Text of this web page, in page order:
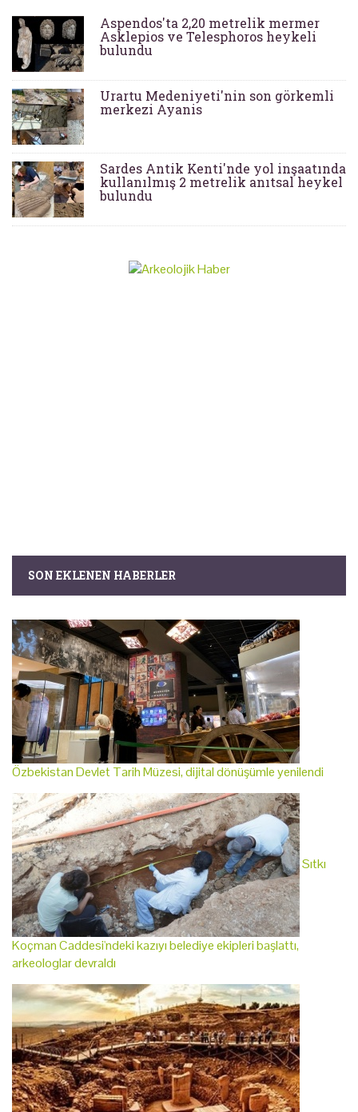
Aspendos'ta 2,20 metrelik mermer
Asklepios ve Telesphoros heykeli
bulundu
Urartu Medeniyeti'nin son görkemli
merkezi Ayanis
Sardes Antik Kenti'nde yol inşaatında
kullanılmış 2 metrelik anıtsal heykel
bulundu
SON EKLENEN HABERLER
Özbekistan Devlet Tarih Müzesi, dijital dönüşümle yenilendi
Sıtkı
Koçman Caddesi'ndeki kazıyı belediye ekipleri başlattı,
arkeologlar devraldı